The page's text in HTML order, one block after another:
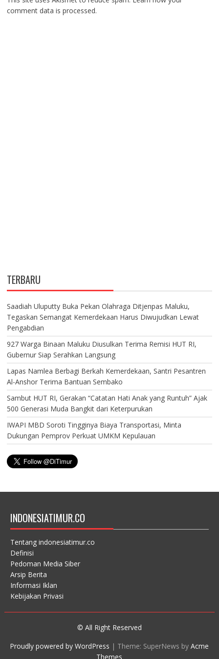
comment data is processed.
TERBARU
Saadiah Uluputty Buka Pekan Olahraga Ditjenpas Maluku,
Tegaskan Semangat Kemerdekaan Harus Diwujudkan Lewat
Pengabdian
927 Warga Binaan Maluku Diusulkan Terima Remisi HUT RI,
Gubernur Siap Serahkan Langsung
Lapas Namlea Berbagi Berkah Kemerdekaan, Santri Pesantren
Al-Anshor Terima Bantuan Sembako
Sambut HUT RI, Gerakan “Catatan Hati Anak yang Runtuh” Ajak
500 Generasi Muda Bangkit dari Keterpurukan
IWAPI MBD Soroti Tingginya Biaya Transportasi, Minta
Dukungan Pemprov Perkuat UMKM Kepulauan
INDONESIATIMUR.CO
Tentang indonesiatimur.co
Definisi
Pedoman Media Siber
Arsip Berita
Informasi Iklan
Kebijakan Privasi
© All Right Reserved
Proudly powered by WordPress | Theme: SuperNews byAcme
Themes